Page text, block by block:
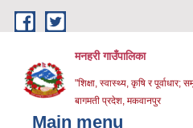
Skip to main content
मनहरी गाउँपालिका
"शिक्षा, स्वास्थ्य, कृषि र पूर्वाधार;
बागमती प्रदेश, मकवानपुर
Main menu